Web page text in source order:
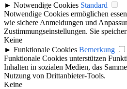
► Notwendige Cookies Standard
Notwendige Cookies ermöglichen
wie sichere Anmeldungen und
Zustimmungseinstellungen. Sie
Keine
► Funktionale Cookies Bemerkung
Funktionale Cookies unterstützen
Inhalten in sozialen Medien, das
Nutzung von Drittanbieter-Tools.
Keine